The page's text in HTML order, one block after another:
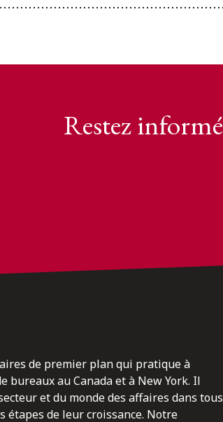
Restez informé
de premier plan qui pratique à
au Canada et à New York. Il
et du monde des affaires dans tous
étapes de leur croissance. Notre